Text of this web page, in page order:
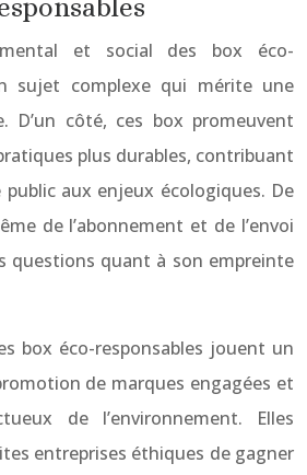
et social des box éco-
sujet complexe qui mérite une
D’un côté, ces box promeuvent
plus durables, contribuant
public aux enjeux écologiques. De
de l’abonnement et de l’envoi
questions quant à son empreinte
box éco-responsables jouent un
de marques engagées et
de l’environnement. Elles
entreprises éthiques de gagner